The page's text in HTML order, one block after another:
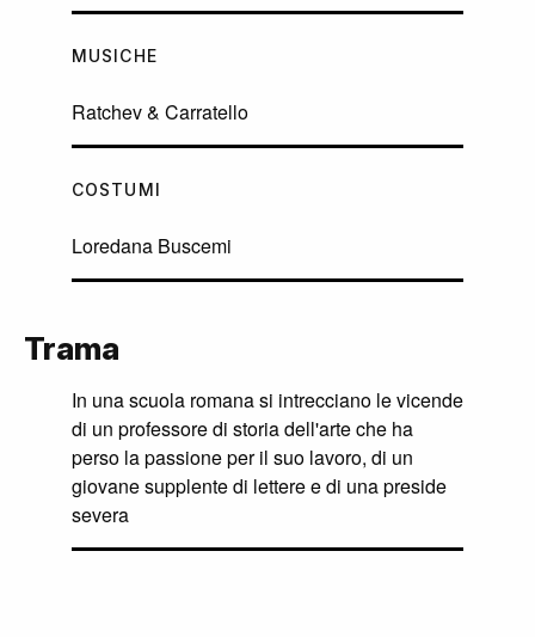
MUSICHE
Ratchev & Carratello
COSTUMI
Loredana Buscemi
Trama
In una scuola romana si intrecciano le vicende
di un professore di storia dell'arte che ha
perso la passione per il suo lavoro, di un
giovane supplente di lettere e di una preside
severa